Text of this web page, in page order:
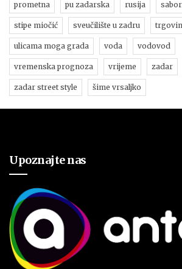
prometna pu zadarska rusija sabor
stipe miočić sveučilište u zadru
ulicama moga grada voda vodovod
vremenska prognoza vrijeme zadar
zadar street style šime vrsaljko
Upoznajte nas